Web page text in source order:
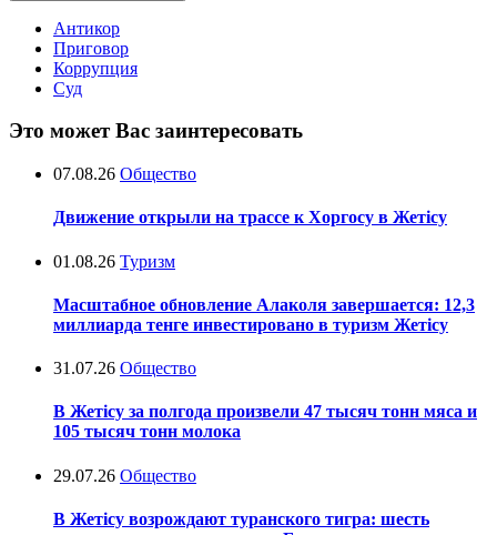
Антикор
Приговор
Коррупция
Суд
Это может Вас заинтересовать
07.08.26 Общество
Движение открыли на трассе к Хоргосу в Жетісу
01.08.26 Туризм
Масштабное обновление Алаколя завершается: 12,3
миллиарда тенге инвестировано в туризм Жетісу
31.07.26 Общество
В Жетісу за полгода произвели 47 тысяч тонн мяса и
105 тысяч тонн молока
29.07.26 Общество
В Жетісу возрождают туранского тигра: шесть